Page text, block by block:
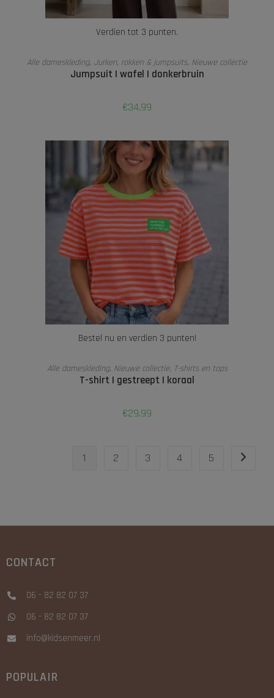
Verdien tot 3 punten.
OPTIES SELECTEREN
Alle dameskleding, Jurken, rokken & jumpsuits, Nieuwe collectie
Jumpsuit | wafel | donkerbruin
€34,99
Bestel nu en verdien 3 punten!
TOEVOEGEN AAN WINKELWAGEN
Alle dameskleding, Nieuwe collectie, T-shirts en tops
T-shirt | gestreept | koraal
€29,99
1 2 3 4 5
CONTACT
06 - 82 82 07 37
06 - 82 82 07 37
info@kidsenmeer.nl
POPULAIR